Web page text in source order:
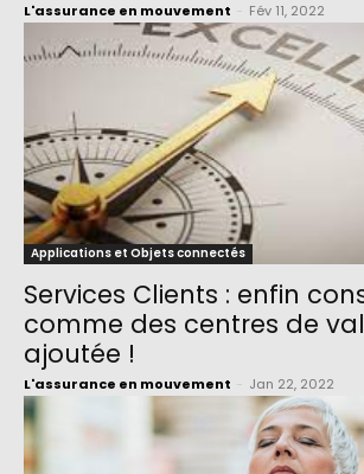
L'assurance en mouvement Fév 11, 2022
Applications et Objets connectés
Services Clients : enfin
comme des centres de
ajoutée !
L'assurance en mouvement Jan 22, 2022